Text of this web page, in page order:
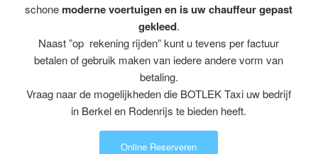
schone moderne voertuigen en is uw chauffeur gepast
gekleed.
Naast ”op rekening rijden” kunt u tevens per factuur
betalen of gebruik maken van iedere andere vorm van
betaling.
Vraag naar de mogelijkheden die BOTLEK Taxi uw bedrijf
in Berkel en Rodenrijs te bieden heeft.
Online Reserveren